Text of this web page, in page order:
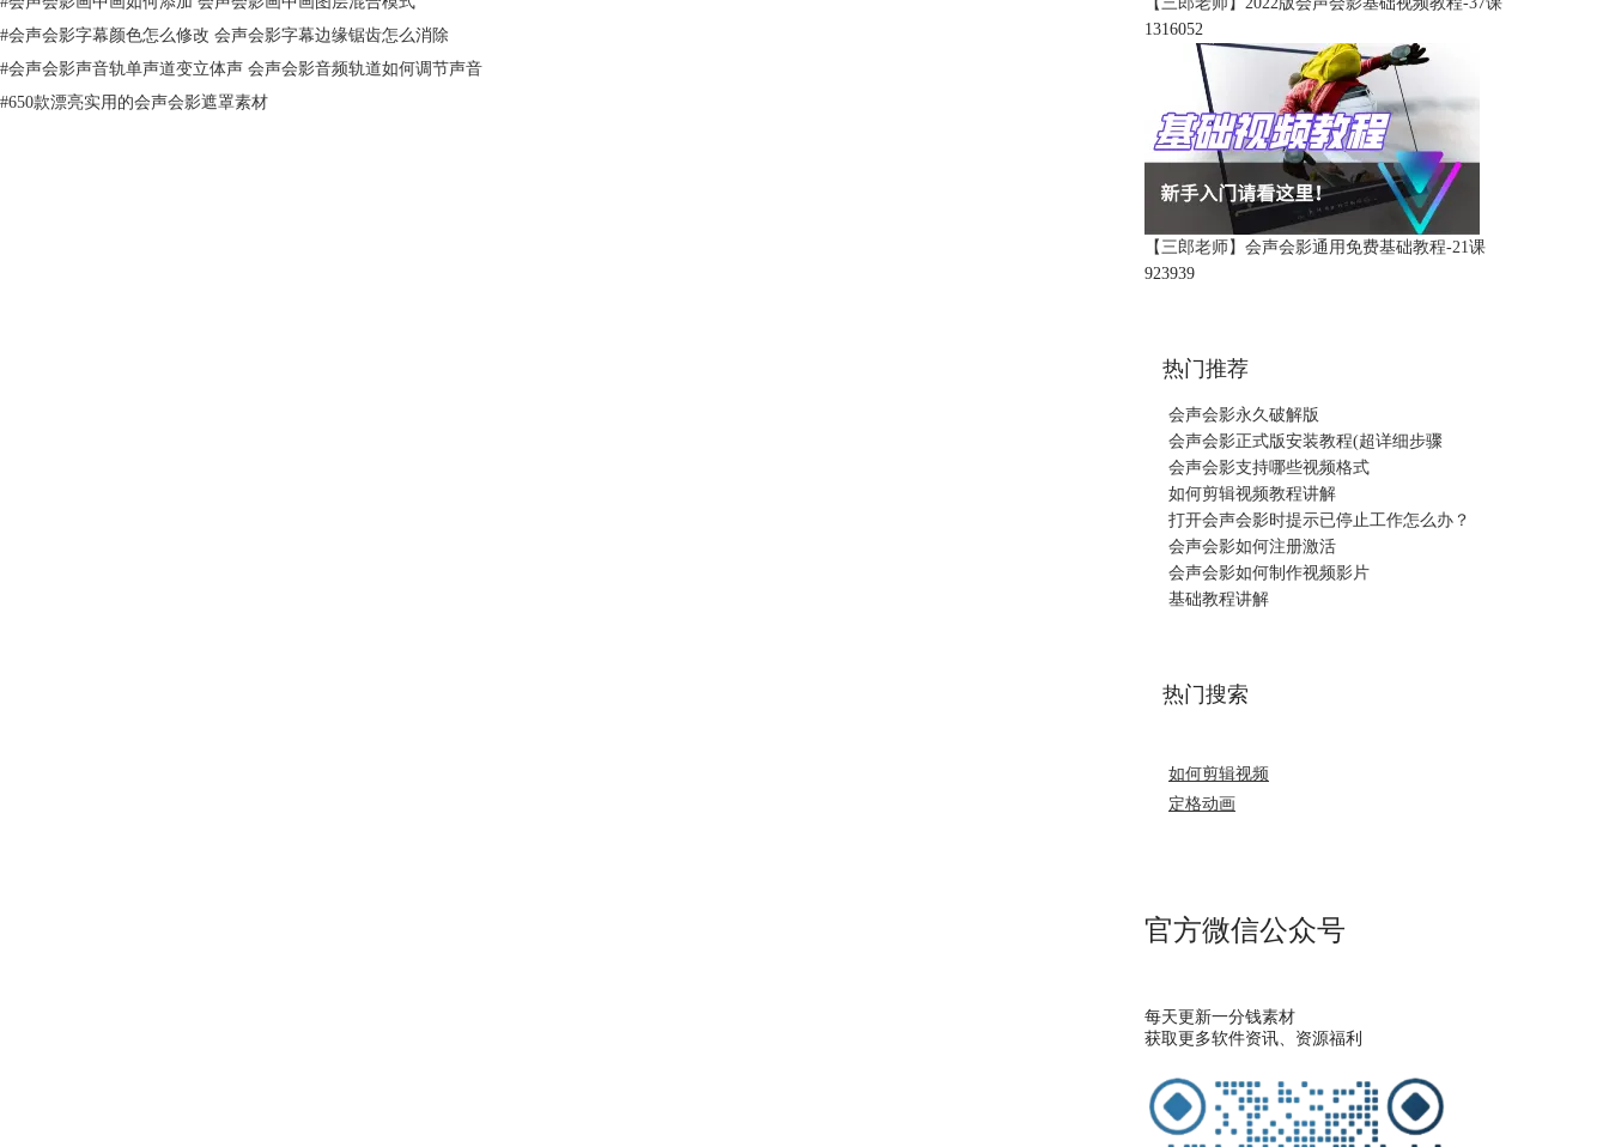
#会声会影字幕颜色怎么修改 会声会影字幕边缘锯齿怎么消除
#会声会影声音轨单声道变立体声 会声会影音频轨道如何调节声音
#650款漂亮实用的会声会影遮罩素材
1316052
【三郎老师】会声会影通用免费基础教程-21课
923939
热门推荐
会声会影永久破解版
会声会影正式版安装教程(超详细步骤
会声会影支持哪些视频格式
如何剪辑视频教程讲解
打开会声会影时提示已停止工作怎么办？
会声会影如何注册激活
会声会影如何制作视频影片
基础教程讲解
热门搜索
如何剪辑视频
定格动画
官方微信公众号
每天更新一分钱素材
获取更多软件资讯、资源福利